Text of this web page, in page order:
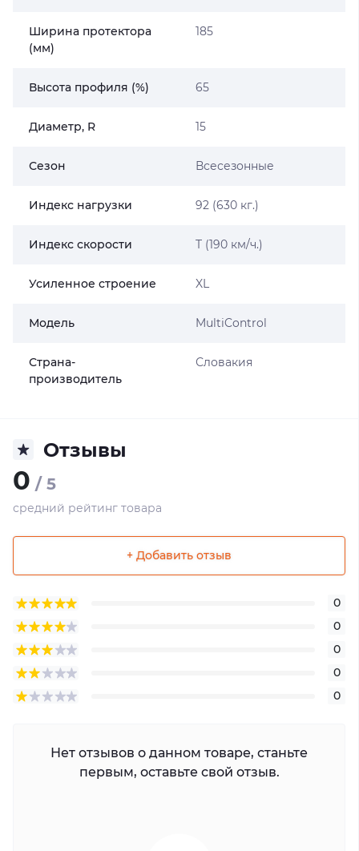
Ширина протектора
(мм)
185
Высота профиля (%) 65
Диаметр, R 15
Сезон Всесезонные
Индекс нагрузки 92 (630 кг.)
Индекс скорости T (190 км/ч.)
Усиленное строение XL
Модель MultiControl
Страна-
производитель
Словакия
Отзывы
0 / 5
средний рейтинг товара
+ Добавить отзыв
0
0
0
0
0
Нет отзывов о данном товаре, станьте
первым, оставьте свой отзыв.